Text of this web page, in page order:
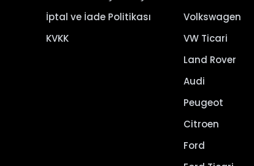
İptal ve İade Politikası
KVKK
Volkswagen
VW Ticari
Land Rover
Audi
Peugeot
Citroen
Ford